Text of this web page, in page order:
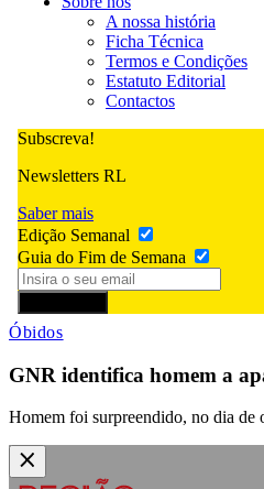
A nossa história
Ficha Técnica
Termos e Condições
Estatuto Editorial
Contactos
Subscreva!
Newsletters RL
Saber mais
Edição Semanal
Guia do Fim de Semana
Óbidos
GNR identifica homem a
Homem foi surpreendido, no dia de